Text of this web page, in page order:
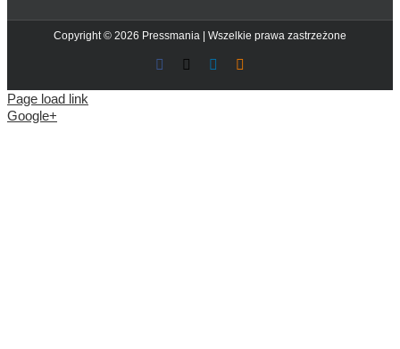
Copyright © 2026 Pressmania | Wszelkie prawa zastrzeżone
Facebook LinkedIn
Page load link
Google+